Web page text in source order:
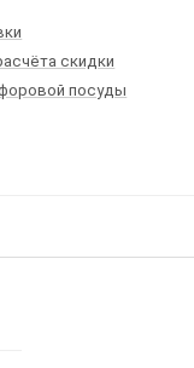
скидки
посуды